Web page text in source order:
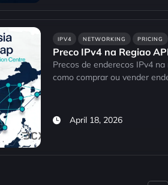
IPV4 NETWORKING PRICING
Preco IPv4 na Regiao
Precos de enderecos IPv4
como comprar ou vender
April 18, 2026